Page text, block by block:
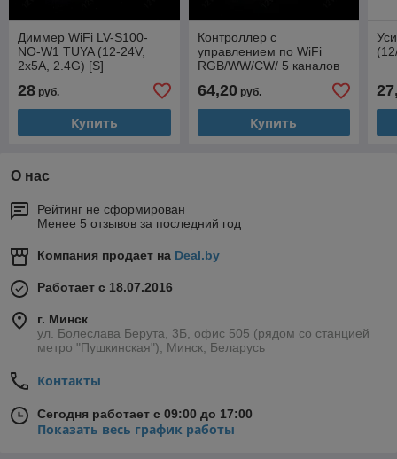
Диммер WiFi LV-S100-
NO-W1 TUYA (12-24V,
2x5A, 2.4G) [S]
28 руб.
Купить
Контроллер с
управлением по WiFi
RGB/WW/CW/ 5 каналов
(12-24V, 4x5A, 2.4G) [S]
64,20руб.
Купить
О нас
Рейтинг не сформирован
Менее 5 отзывов за последний год
Компания продает на Deal.by
Работает с 18.07.2016
г. Минск
ул. Болеслава Берута, 3Б, офис 505 (рядом со станцией
метро "Пушкинская"), Минск, Беларусь
Контакты
Сегодня работает с 09:00 до 17:00
Показать весь график работы